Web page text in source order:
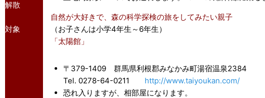
解散
対象
自然が大好きで、森の科学探検の旅をしてみたい親子
（お子さんは小学4年生～6年生）
「太陽館」
〒379-1409 群馬県利根郡みなかみ町湯宿温泉2384
Tel. 0278-64-0211 http://www.taiyoukan.com/
恐れ入りますが、相部屋になります。